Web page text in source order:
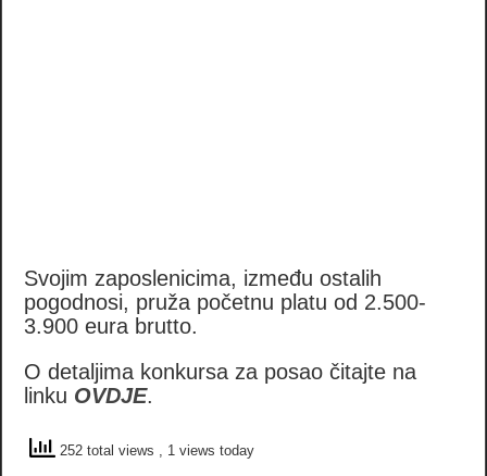
Svojim zaposlenicima, između ostalih
pogodnosi, pruža početnu platu od 2.500-
3.900 eura brutto.
O detaljima konkursa za posao čitajte na
linku OVDJE.
252 total views , 1 views today